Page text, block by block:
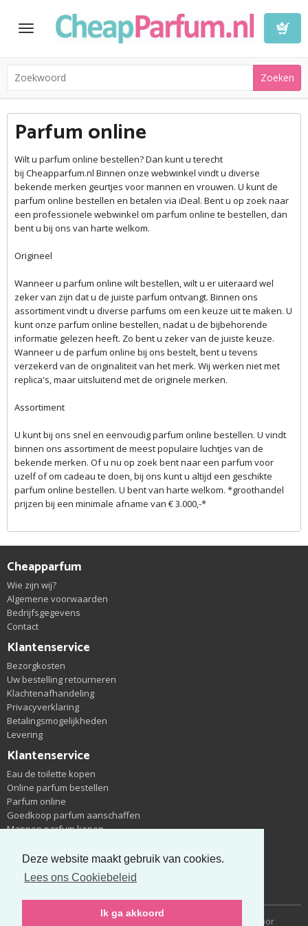
Deze website maakt gebruik van cookies.
Lees ons Cookiebeleid
Ik ga akkoord
Toggle
Parfum online
Wilt u parfum online bestellen? Dan kunt u terecht
bij Cheapparfum.nl Binnen onze webwinkel vindt u diverse
bekende merken geurtjes voor mannen en vrouwen. U kunt de
parfum online bestellen en betalen via iDeal. Bent u op zoek naar
een professionele webwinkel om parfum online te bestellen, dan
bent u bij ons van harte welkom.
Origineel
Wanneer u parfum online wilt bestellen, wilt u er uiteraard wel
zeker van zijn dat u de juiste parfum ontvangt. Binnen ons
assortiment vindt u diverse parfums om een keuze uit te maken. U
kunt onze parfum online bestellen, nadat u de bijbehorende
informatie gelezen heeft. Zo bent u zeker van de juiste keuze.
Wanneer u de parfum online bij ons bestelt, bent u tevens
verzekerd van de originaliteit van het merk. Wij werken niet met
replica's, maar uitsluitend met de originele merken.
Assortiment
U kunt bij ons snel en eenvoudig parfum online bestellen. U vindt
binnen ons assortiment de meest populaire luchtjes van de
bekende merken. Of u nu op zoek bent naar een parfum voor
uzelf of om cadeau te doen, bij ons kunt u altijd een geschikte
parfum online bestellen. U bent van harte welkom. *groothandel
prijzen bij een minimale afname van € 3.000,-*
Cheapparfum
Wie zijn wij?
Algemene voorwaarden
Bedrijfsgegevens
Contact
Klantenservice
Bezorgkosten
Uw bestelling retourneren
Klachtenafhandeling
Privacyverklaring
Betalingsmogelijkheden
Levering
Klantenservice
Eau de toilette kopen
Online parfum bestellen
Parfum online
Goedkoop parfum aanschaffen
Mannen parfum kopen
Eau de toilette eau de parfum
Groothandel parfum
Nieuwe parfums zoeken
Copyright © 2014-2026 Cheapparfum | Gerealiseerd door